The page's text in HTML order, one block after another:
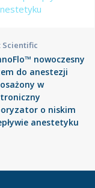
Scientific
nowoczesny
do anestezji
w
o niskim
anestetyku